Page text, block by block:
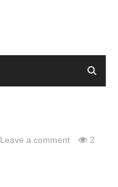
Leave a comment 2